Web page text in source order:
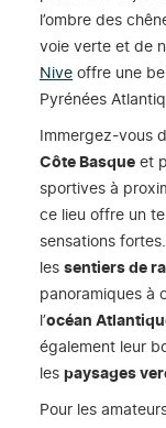
l’ombre des
voie verte et de
Nive offre une
Pyrénées
Immergez-vous
Côte Basque et
sportives à
ce lieu offre un
sensations
les sentiers de
panoramiques à
l’océan
également leur
les paysages
Pour les